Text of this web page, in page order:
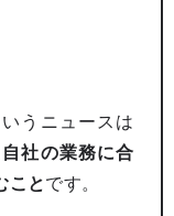
うニュースは
自社の業務に合
ことです。